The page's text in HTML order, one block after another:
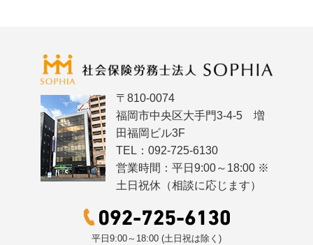
〒810-0074
福岡市中央区大手門3-4-5 増
田福岡ビル3F
TEL：092-725-6130
営業時間：平日9:00～18:00 ※
土日祝休（相談に応じます）
平日9:00～18:00 (土日祝は除く)